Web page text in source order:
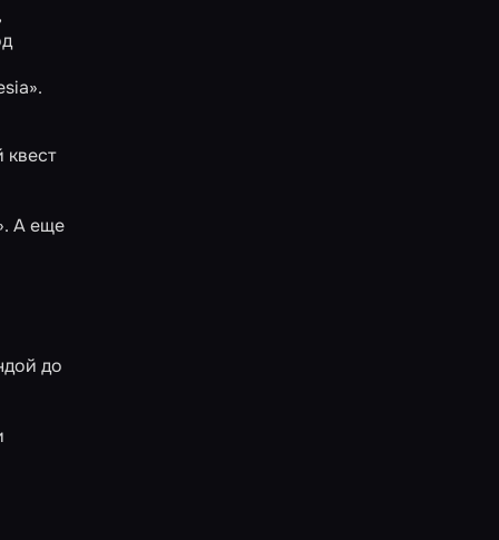
,
.
квест
. А еще
до